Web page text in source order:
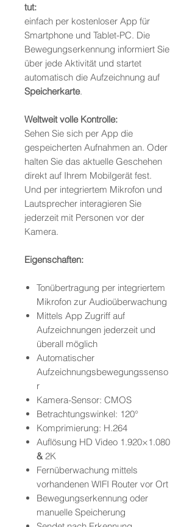
tut:
einfach per kostenloser App für
Smartphone und Tablet-PC. Die
Bewegungserkennung informiert Sie
über jede Aktivität und startet
automatisch die Aufzeichnung auf
Speicherkarte.
Weltweit volle Kontrolle:
Sehen Sie sich per App die
gespeicherten Aufnahmen an. Oder
halten Sie das aktuelle Geschehen
direkt auf Ihrem Mobilgerät fest.
Und per integriertem Mikrofon und
Lautsprecher interagieren Sie
jederzeit mit Personen vor der
Kamera.
Eigenschaften:
Tonübertragung per integriertem
Mikrofon zur Audioüberwachung
Mittels App Zugriff auf
Aufzeichnungen jederzeit und
überall möglich
Automatischer
Aufzeichnungsbewegungssenso
r
Kamera-Sensor: CMOS
Betrachtungswinkel: 120°
Komprimierung: H.264
Auflösung HD Video 1.920×1.080
&2K
Fernüberwachung mittels
vorhandenen WIFI Router vor Ort
Bewegungserkennung oder
manuelle Speicherung